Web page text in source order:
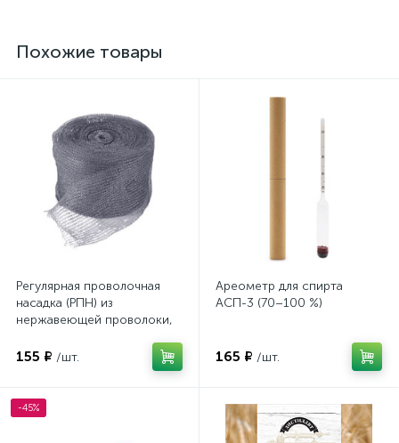
Похожие товары
Регулярная проволочная
насадка (РПН) из
нержавеющей проволоки,
155 ₽ /шт.
Ареометр для спирта
АСП-3 (70–100 %)
165 ₽ /шт.
-45%